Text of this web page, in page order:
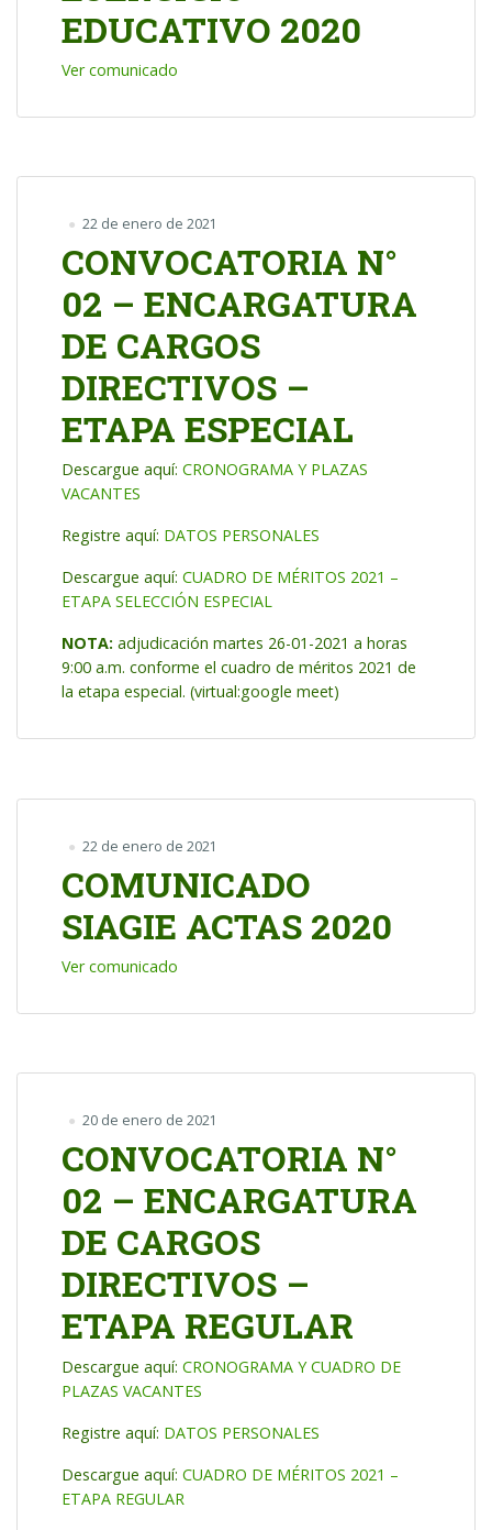
EDUCATIVO 2020
Ver comunicado
22 de enero de 2021
CONVOCATORIA N°
02 – ENCARGATURA
DE CARGOS
DIRECTIVOS –
ETAPA ESPECIAL
Descargue aquí: CRONOGRAMA Y PLAZAS
VACANTES
Registre aquí: DATOS PERSONALES
Descargue aquí: CUADRO DE MÉRITOS 2021 –
ETAPA SELECCIÓN ESPECIAL
NOTA: adjudicación martes 26-01-2021 a horas
9:00 a.m. conforme el cuadro de méritos 2021 de
la etapa especial. (virtual:google meet)
22 de enero de 2021
COMUNICADO
SIAGIE ACTAS 2020
Ver comunicado
20 de enero de 2021
CONVOCATORIA N°
02 – ENCARGATURA
DE CARGOS
DIRECTIVOS –
ETAPA REGULAR
Descargue aquí: CRONOGRAMA Y CUADRO DE
PLAZAS VACANTES
Registre aquí: DATOS PERSONALES
Descargue aquí: CUADRO DE MÉRITOS 2021 –
ETAPA REGULAR